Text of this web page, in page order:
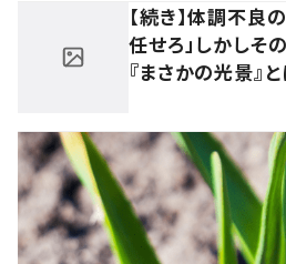
【続き】体調不良
任せろ」しかしそ
『まさかの光景』